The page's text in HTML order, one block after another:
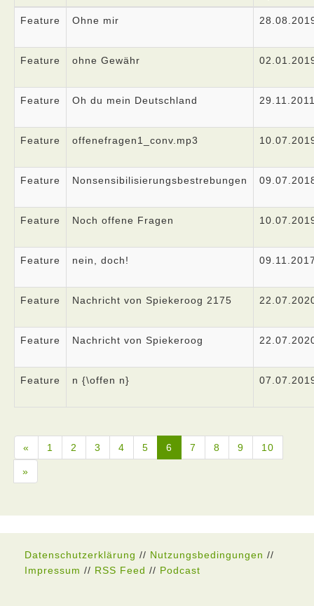
Feature Ohne mir
Feature ohne Gewähr
Feature Oh du mein Deutschland
Feature offenefragen1_conv.mp3
Feature Nonsensibilisierungsbestrebungen
Feature Noch offene Fragen
Feature nein, doch!
Feature Nachricht von Spiekeroog 2175
Feature Nachricht von Spiekeroog
Feature n {\offen n}
« 1 2 3 4 5 6 7 8 9 10
»
Datenschutzerklärung // Nutzungsbedingungen //
Impressum // RSS Feed // Podcast